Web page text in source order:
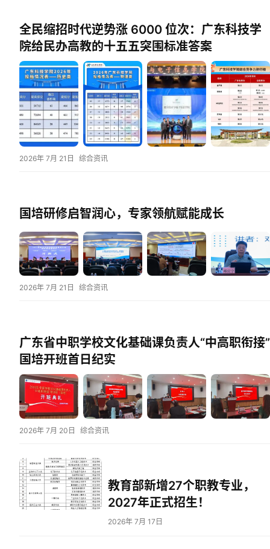
全民缩招时代逆势涨 6000 位次：广东科技学
院给民办高教的十五五突围标准答案
2026年 7月 21日 综合资讯
国培研修启智润心，专家领航赋能成长
2026年 7月 21日 综合资讯
广东省中职学校文化基础课负责人“中高职衔接”
国培开班首日纪实
2026年 7月 20日 综合资讯
教育部新增27个职教专业，
2027年正式招生！
2026年 7月 17日